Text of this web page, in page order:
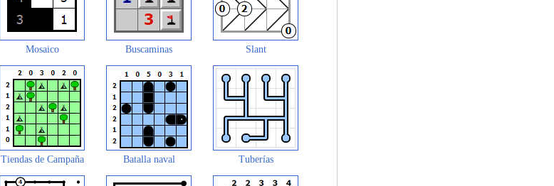
Mosaico Buscaminas Slant
Tiendas de Campaña Batalla naval Tuberías